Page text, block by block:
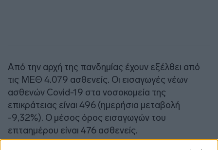
Από την αρχή της πανδημίας έχουν εξέλθει από
τις ΜΕΘ 4.079 ασθενείς. Οι εισαγωγές νέων
ασθενών Covid-19 στα νοσοκομεία της
επικράτειας είναι 496 (ημερήσια μεταβολή
-9,32%). Ο μέσος όρος εισαγωγών του
επταημέρου είναι 476 ασθενείς.